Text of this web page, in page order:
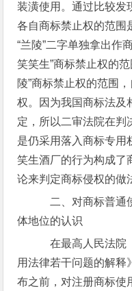
装潢使用。通过比较发
各自商标禁止权的范围
“兰陵”二字单独拿出作
笑笑生”商标禁止权的
陵”商标禁止权的范围
权。因为我国商标法及
定，所以二审法院在判
是仍采用落入商标专用
笑生酒厂的行为构成了
论来判定商标侵权的做
二、对商标普通
体地位的认识
在最高人民法院
用法律若干问题的解释
布之前，对注册商标使